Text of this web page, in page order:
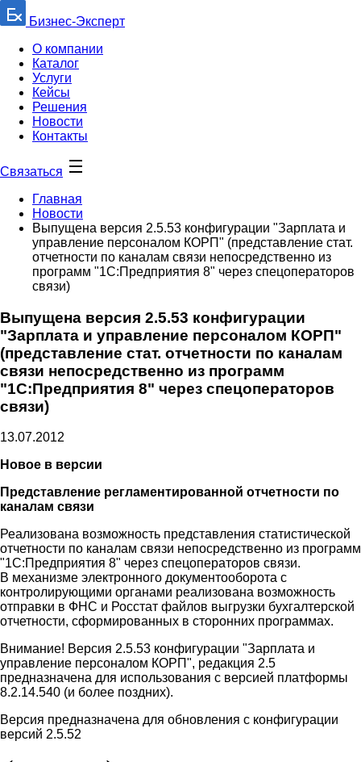
Бизнес-Эксперт
О компании
Каталог
Услуги
Кейсы
Решения
Новости
Контакты
Связаться
Главная
Новости
Выпущена версия 2.5.53 конфигурации "Зарплата и
управление персоналом КОРП" (представление стат.
отчетности по каналам связи непосредственно из
программ "1С:Предприятия 8" через спецоператоров
связи)
Выпущена версия 2.5.53 конфигурации
"Зарплата и управление персоналом КОРП"
(представление стат. отчетности по каналам
связи непосредственно из программ
"1С:Предприятия 8" через спецоператоров
связи)
13.07.2012
Новое в версии
Представление регламентированной отчетности по
каналам связи
Реализована возможность представления статистической
отчетности по каналам связи непосредственно из программ
"1С:Предприятия 8" через спецоператоров связи.
В механизме электронного документооборота с
контролирующими органами реализована возможность
отправки в ФНС и Росстат файлов выгрузки бухгалтерской
отчетности, сформированных в сторонних программах.
Внимание! Версия 2.5.53 конфигурации "Зарплата и
управление персоналом КОРП", редакция 2.5
предназначена для использования с версией платформы
8.2.14.540 (и более поздних).
Версия предназначена для обновления с конфигурации
версий 2.5.52